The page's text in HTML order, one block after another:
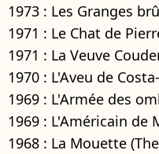
1973 : Les Granges
1971 : Le Chat de
1971 : La Veuve
1970 : L'Aveu de
1969 : L'Armée des
1969 : L'Américain de
1968 : La Mouette